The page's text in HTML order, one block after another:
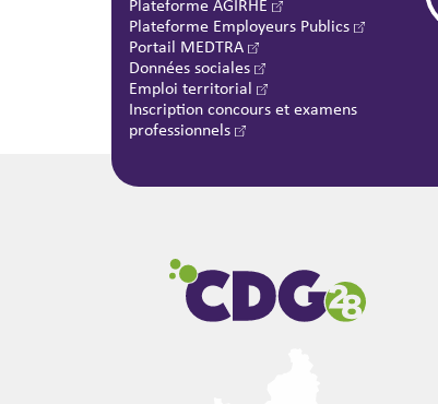
Plateforme AGIRHE
Plateforme Employeurs Publics
Portail MEDTRA
Données sociales
Emploi territorial
Inscription concours et examens
professionnels